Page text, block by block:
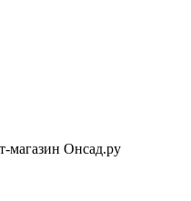
магазин Онсад.ру